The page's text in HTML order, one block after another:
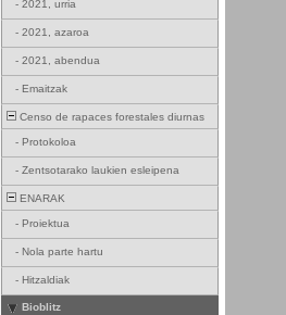
- 2021, urria
- 2021, azaroa
- 2021, abendua
- Emaitzak
Censo de rapaces forestales diurnas
- Protokoloa
- Zentsotarako laukien esleipena
ENARAK
- Proiektua
- Nola parte hartu
- Hitzaldiak
Bioblitz